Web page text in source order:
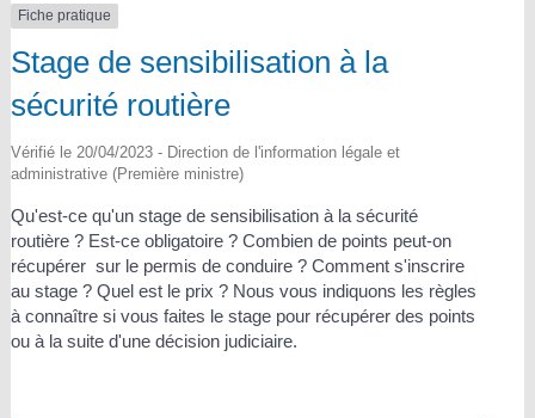
Fiche pratique
Stage de sensibilisation à la
sécurité routière
Vérifié le 20/04/2023 - Direction de l'information légale et
administrative (Première ministre)
Qu'est-ce qu'un stage de sensibilisation à la sécurité
routière ? Est-ce obligatoire ? Combien de points peut-on
récupérer sur le permis de conduire ? Comment s'inscrire
au stage ? Quel est le prix ? Nous vous indiquons les règles
à connaître si vous faites le stage pour récupérer des points
ou à la suite d'une décision judiciaire.